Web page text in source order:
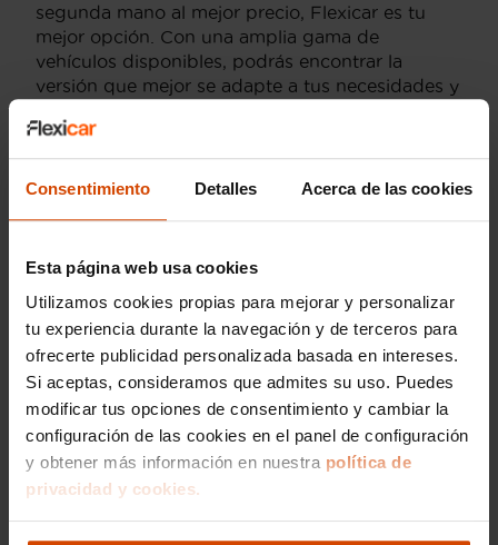
Consentimiento Detalles Acerca de las cookies
Esta página web usa cookies
Utilizamos cookies propias para mejorar y personalizar
tu experiencia durante la navegación y de terceros para
ofrecerte publicidad personalizada basada en intereses.
Si aceptas, consideramos que admites su uso. Puedes
modificar tus opciones de consentimiento y cambiar la
configuración de las cookies en el panel de configuración
y obtener más información en nuestra política de
privacidad y cookies.
segunda mano al mejor precio, Flexicar es tu
mejor opción. Con una amplia gama de
vehículos disponibles, podrás encontrar la
versión que mejor se adapte a tus necesidades y
todas las garantías necesarias para que tu
compra sea completamente segura. Además,
escoger el vehículo perfecto para tus
necesidades y te acompañarán durante todo el
proceso de compra.
Visítanos y descubre por qué Flexicar se ha
convertido en un referente para los compradores
de coches de segunda mano que buscan
calidad, confianza y buenas condiciones.
Encuentra tu BMW Z4 sDrive20i y disfruta de la
carretera con todo el respaldo y las ventajas que